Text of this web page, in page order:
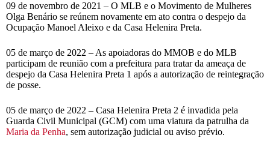
09 de novembro de 2021 – O MLB e o Movimento de Mulheres
Olga Benário se reúnem novamente em ato contra o despejo da
Ocupação Manoel Aleixo e da Casa Helenira Preta.
05 de março de 2022 – As apoiadoras do MMOB e do MLB
participam de reunião com a prefeitura para tratar da ameaça de
despejo da Casa Helenira Preta 1 após a autorização de reintegração
de posse.
05 de março de 2022 – Casa Helenira Preta 2 é invadida pela
Guarda Civil Municipal (GCM) com uma viatura da patrulha da
Maria da Penha, sem autorização judicial ou aviso prévio.